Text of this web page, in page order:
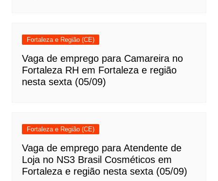
Fortaleza e Região (CE)
Vaga de emprego para Camareira no
Fortaleza RH em Fortaleza e região
nesta sexta (05/09)
Fortaleza e Região (CE)
Vaga de emprego para Atendente de
Loja no NS3 Brasil Cosméticos em
Fortaleza e região nesta sexta (05/09)